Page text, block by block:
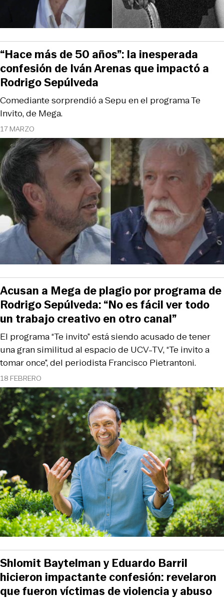
17 MARZO
Comediante sorprendió a Sepu en el programa Te
Invito, de Mega.
“Hace más de 50 años”: la inesperada
confesión de Iván Arenas que impactó a
Rodrigo Sepúlveda
18 FEBRERO
El programa “Te invito” está siendo acusado de tener
una gran similitud al espacio de UCV-TV, “Te invito a
tomar once”, del periodista Francisco Pietrantoni.
Acusan a Mega de plagio por programa de
Rodrigo Sepúlveda: “No es fácil ver todo
un trabajo creativo en otro canal”
Shlomit Baytelman y Eduardo Barril
hicieron impactante confesión: revelaron
que fueron víctimas de violencia y abuso